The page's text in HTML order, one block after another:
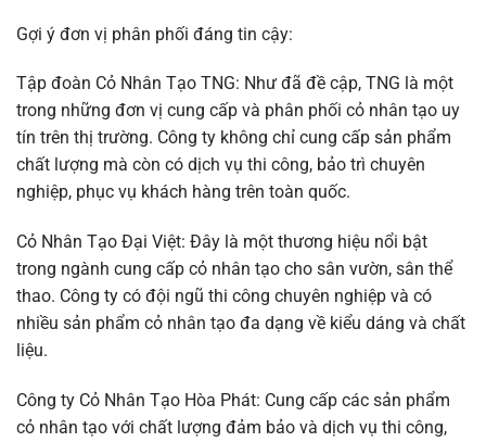
Gợi ý đơn vị phân phối đáng tin cậy:
Tập đoàn Cỏ Nhân Tạo TNG: Như đã đề cập, TNG là một
trong những đơn vị cung cấp và phân phối cỏ nhân tạo uy
tín trên thị trường. Công ty không chỉ cung cấp sản phẩm
chất lượng mà còn có dịch vụ thi công, bảo trì chuyên
nghiệp, phục vụ khách hàng trên toàn quốc.
Cỏ Nhân Tạo Đại Việt: Đây là một thương hiệu nổi bật
trong ngành cung cấp cỏ nhân tạo cho sân vườn, sân thể
thao. Công ty có đội ngũ thi công chuyên nghiệp và có
nhiều sản phẩm cỏ nhân tạo đa dạng về kiểu dáng và chất
liệu.
Công ty Cỏ Nhân Tạo Hòa Phát: Cung cấp các sản phẩm
cỏ nhân tạo với chất lượng đảm bảo và dịch vụ thi công,